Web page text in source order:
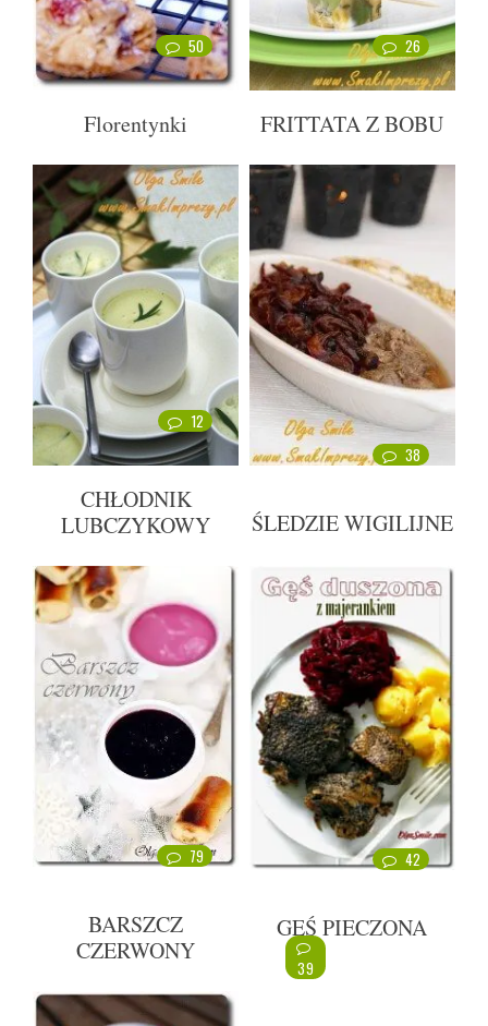
50
Florentynki
26
FRITTATA Z BOBU
12
CHŁODNIK
LUBCZYKOWY
38
ŚLEDZIE WIGILIJNE
79
BARSZCZ
CZERWONY
42
GĘŚ PIECZONA
39